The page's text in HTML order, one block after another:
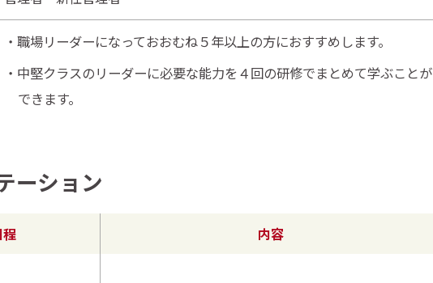
職場リーダーになっておおむね５年以上の方におすすめします。
中堅クラスのリーダーに必要な能力を４回の研修でまとめて学ぶことが
できます。
ーション
程 内容